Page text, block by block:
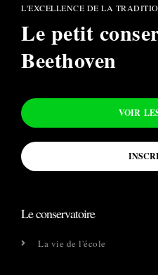
L'EXCELLENCE DE LA
Le petit
Beethoven
VOIR
Le conservatoire
La vie de l'école